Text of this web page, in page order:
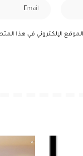
الإلكتروني في هذا